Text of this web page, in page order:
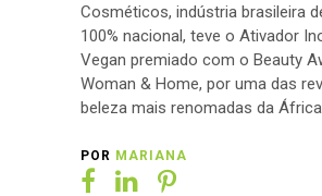
Cosméticos, indústria brasileira
100% nacional, teve o Ativador
Vegan premiado com o Beauty
Woman & Home, por uma das
beleza mais renomadas da
POR MARIANA